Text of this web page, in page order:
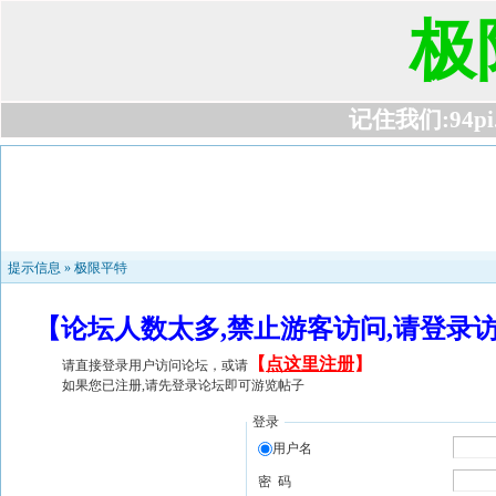
极
记住我们
提示信息 » 极限平特
【论坛人数太多,禁止游客访问,请登
请直接登录用户访问论坛，或请 【 点这里注册】
如果您已注册,请先登录论坛即可游览帖子
登录
用户名
密 码